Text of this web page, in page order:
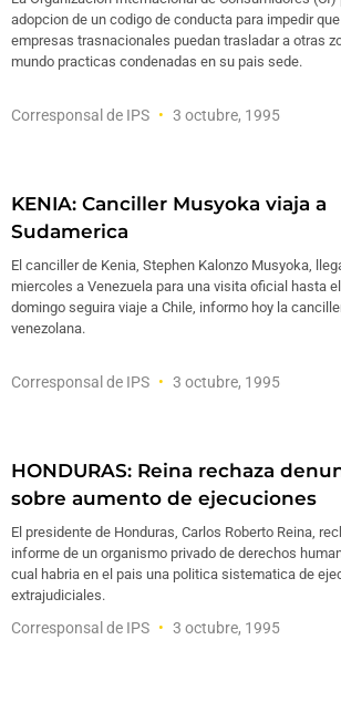
adopcion de un codigo de conducta para impedir
empresas trasnacionales puedan trasladar a otras
mundo practicas condenadas en su pais sede.
Corresponsal de IPS 3 octubre, 1995
KENIA: Canciller Musyoka viaja a
Sudamerica
El canciller de Kenia, Stephen Kalonzo Musyoka,
miercoles a Venezuela para una visita oficial hasta el
domingo seguira viaje a Chile, informo hoy la
venezolana.
Corresponsal de IPS 3 octubre, 1995
HONDURAS: Reina rechaza
sobre aumento de ejecuciones
El presidente de Honduras, Carlos Roberto Reina,
informe de un organismo privado de derechos
cual habria en el pais una politica sistematica de
extrajudiciales.
Corresponsal de IPS 3 octubre, 1995